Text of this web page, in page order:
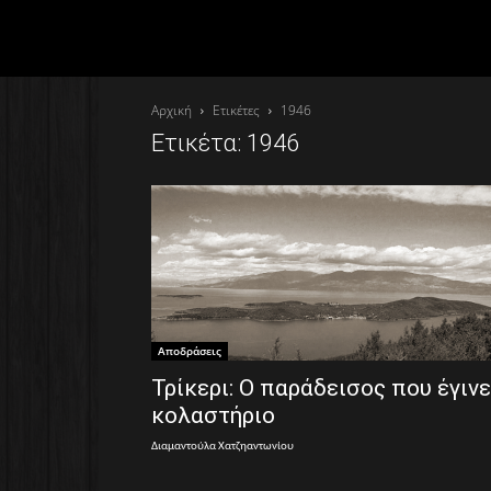
Αρχική Ετικέτες 1946
Ετικέτα: 1946
Αποδράσεις
Τρίκερι: Ο παράδεισος που έγινε
κολαστήριο
Διαμαντούλα Χατζηαντωνίου